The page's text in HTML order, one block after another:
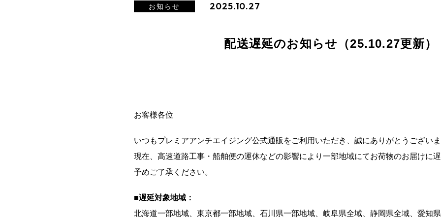
お知らせ 2025.10.27
配送遅延のお知らせ（25.10.27更新）
お客様各位
いつもプレミアアンチエイジング公式通販をご利用いただき、誠にありがとうござい
現在、高速道路工事・船舶便の運休などの影響により一部地域にてお荷物のお届けに
予めご了承ください。
■遅延対象地域：
北海道一部地域、東京都一部地域、石川県一部地域、岐阜県全域、静岡県全域、愛知